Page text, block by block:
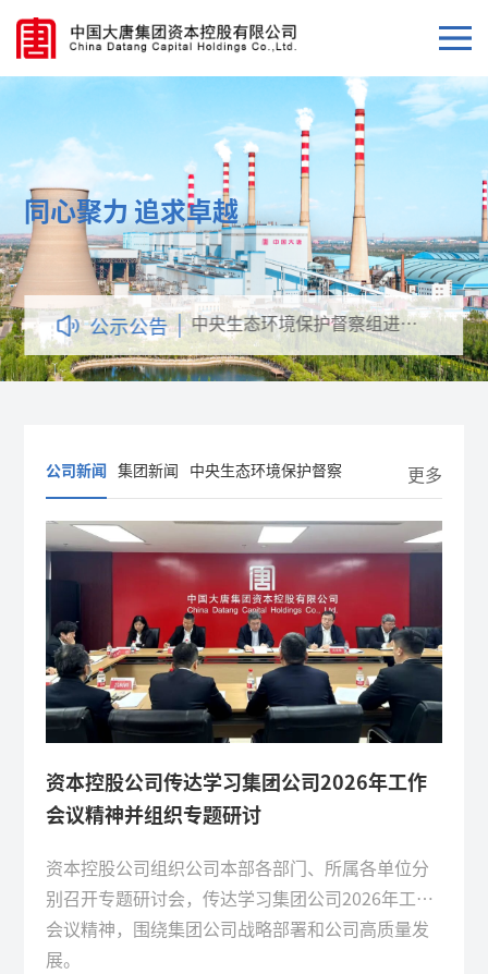
同心聚力 追求卓越
同心聚力 追求卓越
公示公告
中央生态环境保护督察组进驻
中国大唐公告
公司新闻 集团新闻 中央生态环境保护督察
资本控股公司传达学习集团公司2026年工作
会议精神并组织专题研讨
资本控股公司组织公司本部各部门、所属各单位分
别召开专题研讨会，传达学习集团公司2026年工作
会议精神，围绕集团公司战略部署和公司高质量发
展。
更多